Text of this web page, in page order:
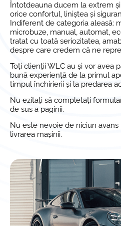
Întotdeauna ducem la extrem
orice confortul, liniștea și
Indiferent de categoria aleasă:
microbuze, manual, automat,
tratat cu toată seriozitatea,
despre care credem că ne
Toți clienții WLC au și vor avea
bună experiență de la primul
timpul închirierii și la predarea
Nu ezitați să completați
de sus a paginii.
Nu este nevoie de niciun
livrarea mașinii.